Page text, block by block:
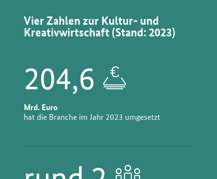
Vier Zahlen zur Kultur- und
Kreativwirtschaft (Stand: 2023)
204,6
Mrd. Euro
hat die Branche im Jahr 2023 umgesetzt